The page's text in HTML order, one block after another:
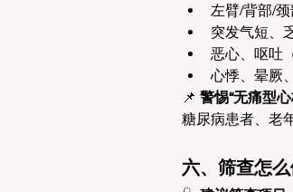
左臂/背部/
突发气短、
恶心、呕吐
心悸、晕厥
📌 警惕“无痛型心
糖尿病患者、老
六、筛查怎